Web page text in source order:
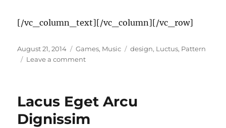
[/vc_column_text][/vc_column][/vc_row]
Posted
on
August 21, 2014 Categories
Games, Music Tags
design, Luctus, Pattern
Leave a commenton
Lacus Eget Arcu
Dignissim